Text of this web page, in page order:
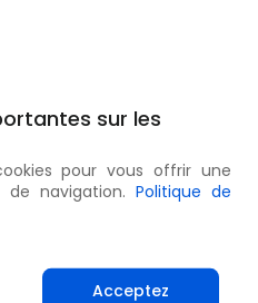
sur les
pour vous offrir une
de navigation. Politique de
Acceptez